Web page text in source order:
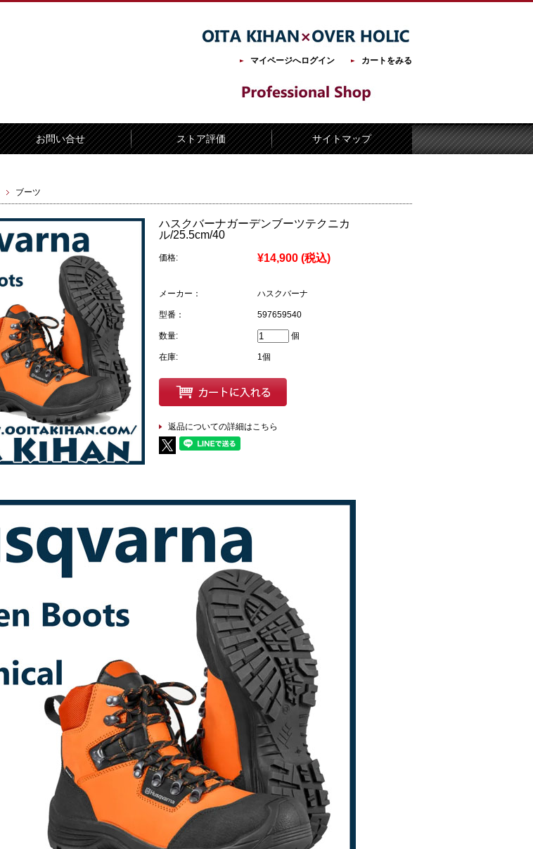
マイページへログイン カートをみる
お問い合せ ストア評価 サイトマップ
ブーツ
ハスクバーナガーデンブーツテクニカ
ル/25.5cm/40
価格: ¥14,900 (税込)
メーカー： ハスクバーナ
型番： 597659540
数量: 個
在庫: 1個
返品についての詳細はこちら